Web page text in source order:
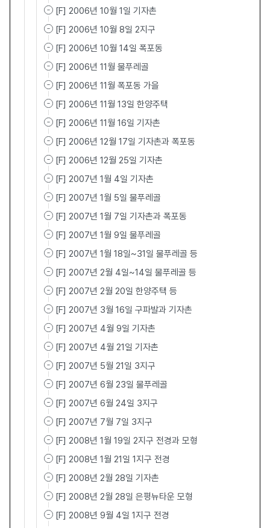
[F] 2006년 10월 1일 기자촌
[F] 2006년 10월 8일 2지구
[F] 2006년 10월 14일 폭포동
[F] 2006년 11월 물푸레골
[F] 2006년 11월 폭포동 가을
[F] 2006년 11월 13일 한양주택
[F] 2006년 11월 16일 기자촌
[F] 2006년 12월 17일 기자촌과 폭포동
[F] 2006년 12월 25일 기자촌
[F] 2007년 1월 4일 기자촌
[F] 2007년 1월 5일 물푸레골
[F] 2007년 1월 7일 기자촌과 폭포동
[F] 2007년 1월 9일 물푸레골
[F] 2007년 1월 18일~31일 물푸레골 등
[F] 2007년 2월 4일~14일 물푸레골 등
[F] 2007년 2월 20일 한양주택 등
[F] 2007년 3월 16일 구파발과 기자촌
[F] 2007년 4월 9일 기자촌
[F] 2007년 4월 21일 기자촌
[F] 2007년 5월 21일 3지구
[F] 2007년 6월 23일 물푸레골
[F] 2007년 6월 24일 3지구
[F] 2007년 7월 7일 3지구
[F] 2008년 1월 19일 2지구 전경과 모형
[F] 2008년 1월 21일 1지구 전경
[F] 2008년 2월 28일 기자촌
[F] 2008년 2월 28일 은평뉴타운 모형
[F] 2008년 9월 4일 1지구 전경